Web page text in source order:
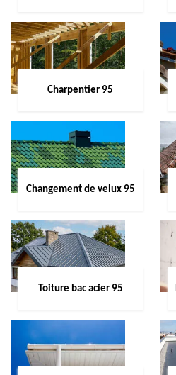
Charpentier 95
Changement de velux 95
Toiture bac acier 95